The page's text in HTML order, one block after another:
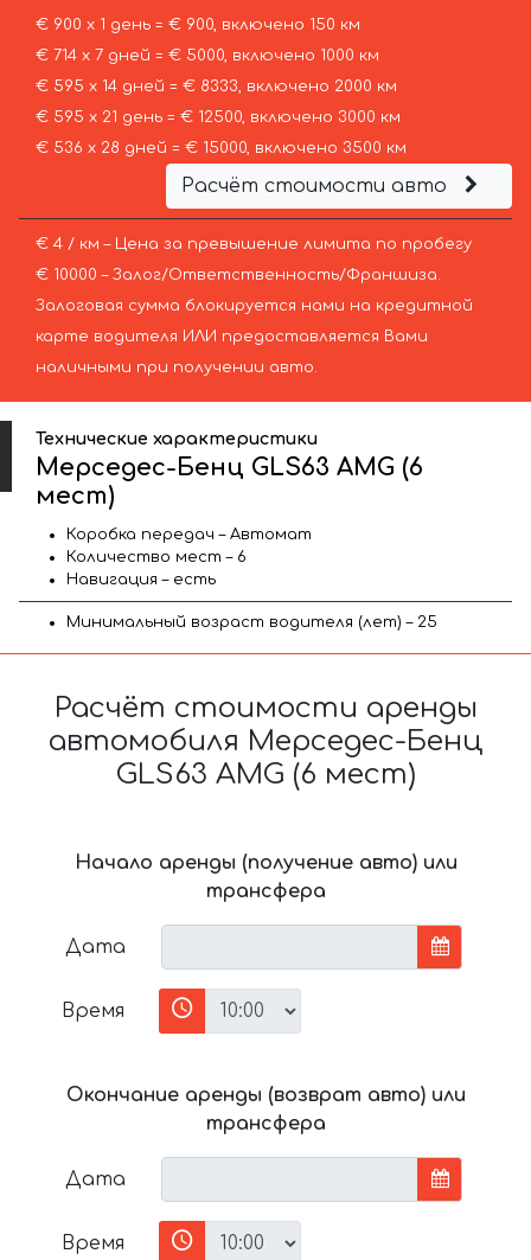
€ 900 х 1 день = € 900, включено 150 км
€ 714 х 7 дней = € 5000, включено 1000 км
€ 595 х 14 дней = € 8333, включено 2000 км
€ 595 х 21 день = € 12500, включено 3000 км
€ 536 х 28 дней = € 15000, включено 3500 км
Расчёт стоимости авто
€ 4 / км – Цена за превышение лимита по пробегу
€ 10000 – Залог/Ответственность/Франшиза.
Залоговая сумма блокируется нами на кредитной
карте водителя ИЛИ предоставляется Вами
наличными при получении авто.
Технические характеристики
Мерседес-Бенц GLS63 AMG (6
мест)
Коробка передач – Автомат
Количество мест – 6
Навигация – есть
Минимальный возраст водителя (лет) – 25
Расчёт стоимости аренды
автомобиля Мерседес-Бенц
GLS63 AMG (6 мест)
Начало аренды (получение авто) или
трансфера
Дата
Время
Окончание аренды (возврат авто) или
трансфера
Дата
Время